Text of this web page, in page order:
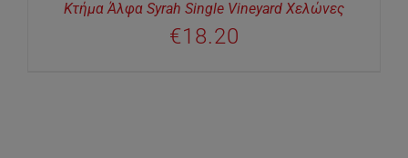
Κτήμα Άλφα Syrah Single Vineyard Χελώνες
€18.20